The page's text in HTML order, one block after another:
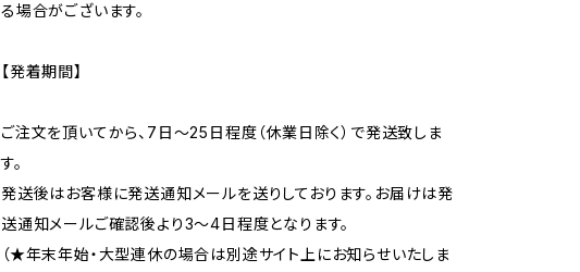
る場合がございます。
【発着期間】
ご注文を頂いてから、7日〜25日程度（休業日除く）で発送致しま
す。
発送後はお客様に発送通知メールを送りしております。お届けは発
送通知メールご確認後より3〜4日程度となります。
（★年末年始・大型連休の場合は別途サイト上にお知らせいたしま